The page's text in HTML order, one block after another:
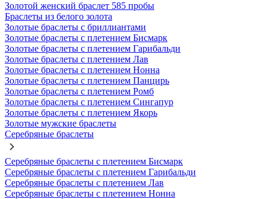
Золотой женский браслет 585 пробы
Браслеты из белого золота
Золотые браслеты с бриллиантами
Золотые браслеты с плетением Бисмарк
Золотые браслеты с плетением Гарибальди
Золотые браслеты с плетением Лав
Золотые браслеты с плетением Нонна
Золотые браслеты с плетением Панцирь
Золотые браслеты с плетением Ромб
Золотые браслеты с плетением Сингапур
Золотые браслеты с плетением Якорь
Золотые мужские браслеты
Серебряные браслеты
Серебряные браслеты с плетением Бисмарк
Серебряные браслеты с плетением Гарибальди
Серебряные браслеты с плетением Лав
Серебряные браслеты с плетением Нонна